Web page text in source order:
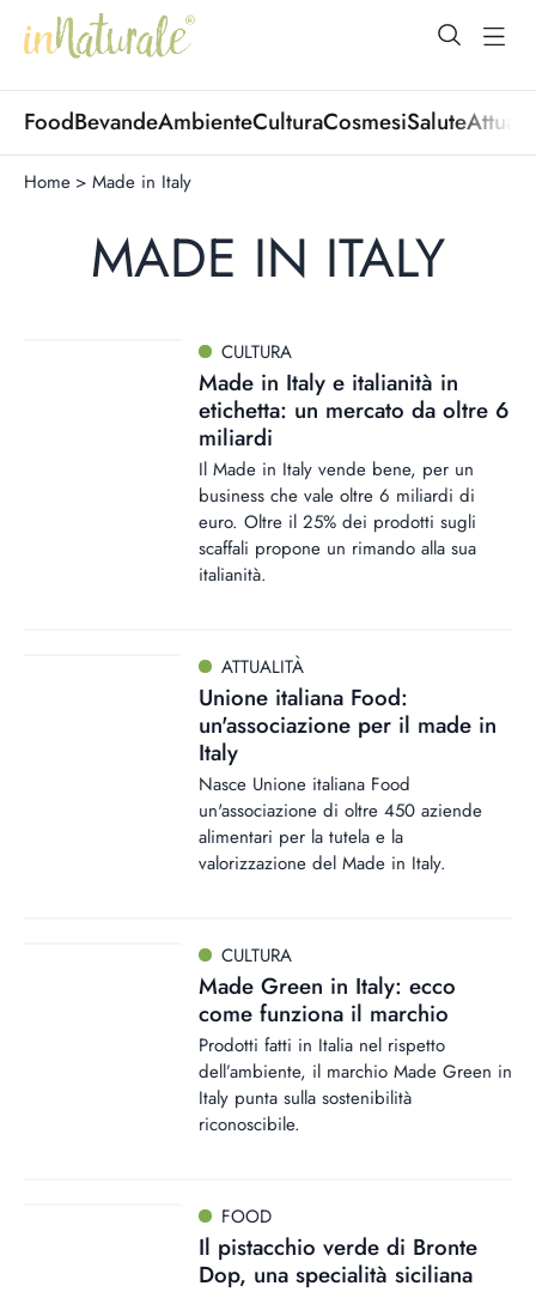
open
FoodBevandeAmbienteCulturaCosmesiSalute
Home > Made in Italy
MADE IN ITALY
CULTURA
Made in Italy e italianità in
etichetta: un mercato da oltre 6
miliardi
Il Made in Italy vende bene, per un
business che vale oltre 6 miliardi di
euro. Oltre il 25% dei prodotti sugli
scaffali propone un rimando alla sua
italianità.
ATTUALITÀ
Unione italiana Food:
un'associazione per il made in
Italy
Nasce Unione italiana Food
un'associazione di oltre 450 aziende
alimentari per la tutela e la
valorizzazione del Made in Italy.
CULTURA
Made Green in Italy: ecco
come funziona il marchio
Prodotti fatti in Italia nel rispetto
dell’ambiente, il marchio Made Green in
Italy punta sulla sostenibilità
riconoscibile.
FOOD
Il pistacchio verde di Bronte
Dop, una specialità siciliana